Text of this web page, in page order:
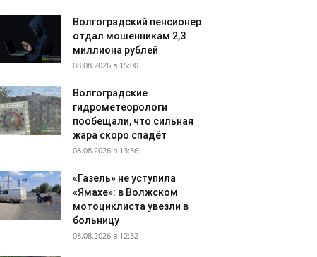
Волгоградский пенсионер
отдал мошенникам 2,3
миллиона рублей
08.08.2026 в 15:00
Волгоградские
гидрометеорологи
пообещали, что сильная
жара скоро спадёт
08.08.2026 в 13:36
«Газель» не уступила
«Ямахе»: в Волжском
мотоциклиста увезли в
больницу
08.08.2026 в 12:32